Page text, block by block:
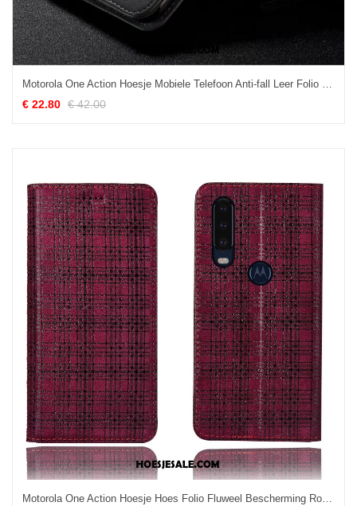
Motorola One Action Hoesje Mobiele Telefoon Anti-fall Leer Folio Zwart Kopen
€ 22.80 € 42.00
Motorola One Action Hoesje Hoes Folio Fluweel Bescherming Rood Sale